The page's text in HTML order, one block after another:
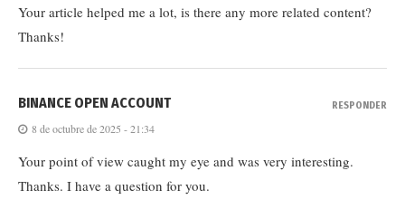
Your article helped me a lot, is there any more related content?
Thanks!
BINANCE OPEN ACCOUNT
8 de octubre de 2025 - 21:34
Your point of view caught my eye and was very interesting.
Thanks. I have a question for you.
RESPONDER